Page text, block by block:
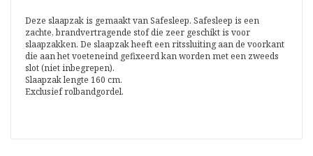
Deze slaapzak is gemaakt van Safesleep. Safesleep is een
zachte, brandvertragende stof die zeer geschikt is voor
slaapzakken. De slaapzak heeft een ritssluiting aan de voorkant
die aan het voeteneind gefixeerd kan worden met een zweeds
slot (niet inbegrepen).
Slaapzak lengte 160 cm.
Exclusief rolbandgordel.